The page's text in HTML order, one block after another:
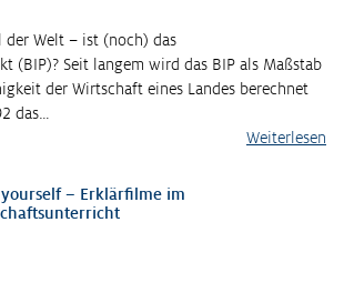
der Welt – ist (noch) das
(BIP)? Seit langem wird das BIP als Maßstab
der Wirtschaft eines Landes berechnet
das…
Weiterlesen
– Erklärfilme im